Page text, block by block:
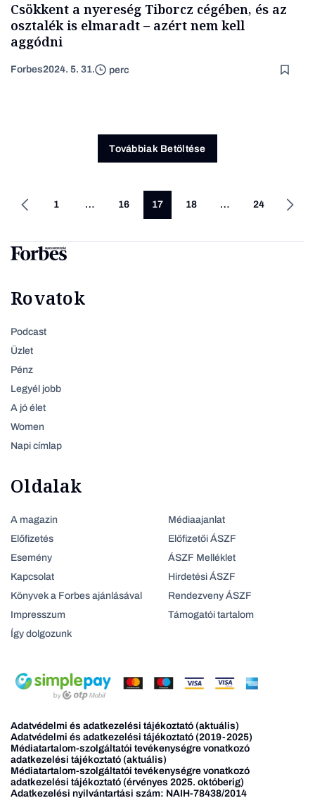
Csökkent a nyereség Tiborcz cégében, és az
osztalék is elmaradt – azért nem kell
aggódni
Forbes2024. 5. 31. perc
Továbbiak Betöltése
1 … 16 17 18 … 24
Rovatok
Podcast
Üzlet
Pénz
Legyél jobb
A jó élet
Women
Napi címlap
Oldalak
A magazin
Előfizetés
Esemény
Kapcsolat
Könyvek a Forbes ajánlásával
Impresszum
Így dolgozunk
Médiaajanlat
Előfizetői ÁSZF
ÁSZF Melléklet
Hirdetési ÁSZF
Rendezveny ÁSZF
Támogatói tartalom
Adatvédelmi és adatkezelési tájékoztató (aktuális)
Adatvédelmi és adatkezelési tájékoztató (2019-2025)
Médiatartalom-szolgáltatói tevékenységre vonatkozó
adatkezelési tájékoztató (aktuális)
Médiatartalom-szolgáltatói tevékenységre vonatkozó
adatkezelési tájékoztató (érvényes 2025. októberig)
Adatkezelési nyilvántartási szám: NAIH-78438/2014